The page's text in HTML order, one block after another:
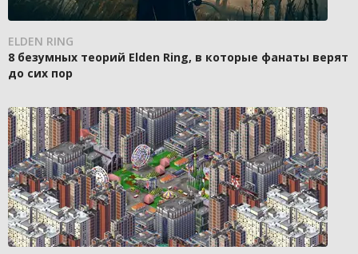
ELDEN RING
8 безумных теорий Elden Ring, в которые фанаты верят
до сих пор